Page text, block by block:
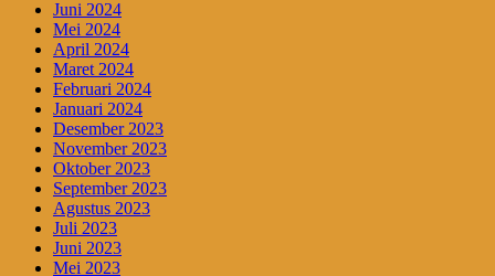
Juni 2024
Mei 2024
April 2024
Maret 2024
Februari 2024
Januari 2024
Desember 2023
November 2023
Oktober 2023
September 2023
Agustus 2023
Juli 2023
Juni 2023
Mei 2023